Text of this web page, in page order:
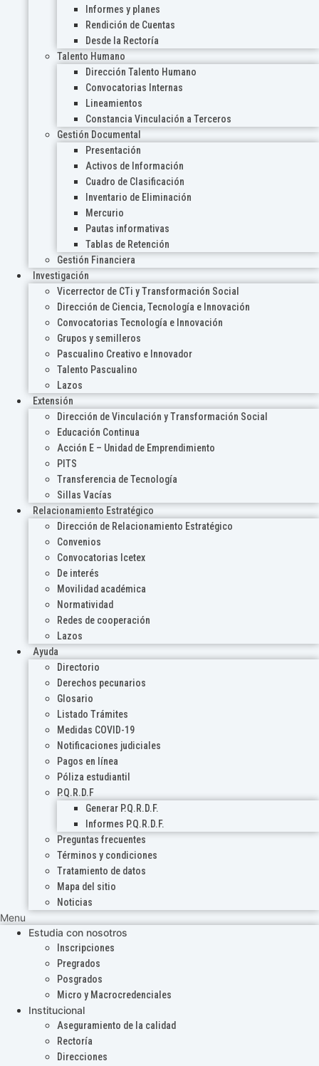
Informes y planes
Rendición de Cuentas
Desde la Rectoría
Talento Humano
Dirección Talento Humano
Convocatorias Internas
Lineamientos
Constancia Vinculación a Terceros
Gestión Documental
Presentación
Activos de Información
Cuadro de Clasificación
Inventario de Eliminación
Mercurio
Pautas informativas
Tablas de Retención
Gestión Financiera
Investigación
Vicerrector de CTi y Transformación Social
Dirección de Ciencia, Tecnología e Innovación
Convocatorias Tecnología e Innovación
Grupos y semilleros
Pascualino Creativo e Innovador
Talento Pascualino
Lazos
Extensión
Dirección de Vinculación y Transformación Social
Educación Continua
Acción E – Unidad de Emprendimiento
PITS
Transferencia de Tecnología
Sillas Vacías
Relacionamiento Estratégico
Dirección de Relacionamiento Estratégico
Convenios
Convocatorias Icetex
De interés
Movilidad académica
Normatividad
Redes de cooperación
Lazos
Ayuda
Directorio
Derechos pecunarios
Glosario
Listado Trámites
Medidas COVID-19
Notificaciones judiciales
Pagos en línea
Póliza estudiantil
P.Q.R.D.F
Generar P.Q.R.D.F.
Informes P.Q.R.D.F.
Preguntas frecuentes
Términos y condiciones
Tratamiento de datos
Mapa del sitio
Noticias
Menu
Estudia con nosotros
Inscripciones
Pregrados
Posgrados
Micro y Macrocredenciales
Institucional
Aseguramiento de la calidad
Rectoría
Direcciones